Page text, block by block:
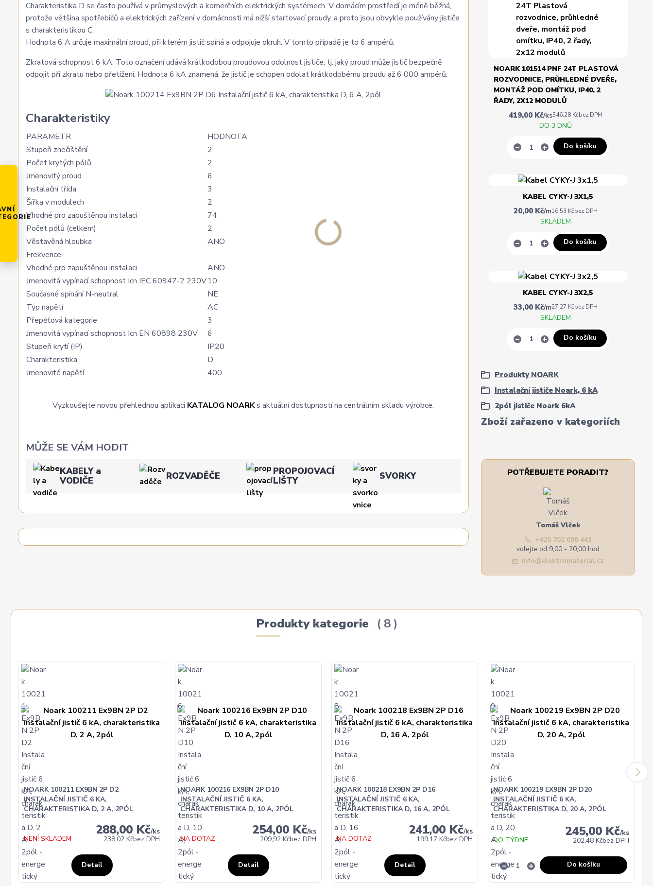
Charakteristika D se často používá v průmyslových a komerčních elektrických systémech. V domácím prostředí je méně běžná,
protože většina spotřebičů a elektrických zařízení v domácnosti má nižší startovací proudy, a proto jsou obvykle používány jističe
s charakteristikou C.
Hodnota 6 A určuje maximální proud, při kterém jistič spíná a odpojuje okruh. V tomto případě je to 6 ampérů.
Zkratová schopnost 6 kA: Toto označení udává krátkodobou proudovou odolnost jističe, tj. jaký proud může jistič bezpečně
odpojit při zkratu nebo přetížení. Hodnota 6 kA znamená, že jistič je schopen odolat krátkodobému proudu až 6 000 ampérů.
Charakteristiky
PARAMETR
HODNOTA
Stupeň znečištění
2
Počet krytých pólů
2
Jmenovitý proud
6
Instalační třída
3
Šířka v modulech
2
Vhodné pro zapuštěnou instalaci
74
Počet pólů (celkem)
2
Věstavěná hloubka
ANO
Frekvence
Vhodné pro zapuštěnou instalaci
ANO
Jmenovitá vypínací schopnost Icn IEC 60947-2 230V10
Současné spínání N-neutral
NE
Typ napětí
AC
Přepěťová kategorie
3
Jmenovitá vypínací schopnost Icn EN 60898 230V
6
Stupeň krytí (IP)
IP20
Charakteristika
D
Jmenovité napětí
400
Vyzkoušejte novou přehlednou aplikaci KATALOG NOARKs aktuální dostupností na centrálním skladu výrobce.
MŮŽE SE VÁM HODIT
KABELY a
VODIČE
ROZVADĚČE
PROPOJOVACÍ
LIŠTY
SVORKY
Zboží zařazeno v kategoriích
Produkty NOARK
Instalační jističe Noark, 6 kA
2pól jističe Noark 6kA
NOARK 101514 PNF 24T PLASTOVÁ
ROZVODNICE, PRŮHLEDNÉ DVEŘE,
MONTÁŽ POD OMÍTKU, IP40, 2
ŘADY, 2X12 MODULŮ
419,00 Kč/ks346,28 Kčbez DPH
DO 3 DNŮ
Do košíku
KABEL CYKY-J 3X1,5
20,00 Kč/m16,53 Kčbez DPH
SKLADEM
Do košíku
KABEL CYKY-J 3X2,5
33,00 Kč/m27,27 Kčbez DPH
SKLADEM
Do košíku
POTŘEBUJETE PORADIT?
Tomáš Vlček
+420 702 090 443
volejte od 9,00 - 20,00 hod
info@elektromaterial.cz
Produkty kategorie 8
NOARK 100211 EX9BN 2P D2
INSTALAČNÍ JISTIČ 6 KA,
CHARAKTERISTIKA D, 2 A, 2PÓL
288,00 Kč/ks
238,02 Kčbez DPH
NENÍ SKLADEM
Detail
NOARK 100216 EX9BN 2P D10
INSTALAČNÍ JISTIČ 6 KA,
CHARAKTERISTIKA D, 10 A, 2PÓL
254,00 Kč/ks
209,92 Kčbez DPH
NA DOTAZ
Detail
NOARK 100218 EX9BN 2P D16
INSTALAČNÍ JISTIČ 6 KA,
CHARAKTERISTIKA D, 16 A, 2PÓL
241,00 Kč/ks
199,17 Kčbez DPH
NA DOTAZ
Detail
NOARK 100219 EX9BN 2P D20
INSTALAČNÍ JISTIČ 6 KA,
CHARAKTERISTIKA D, 20 A, 2PÓL
245,00 Kč/ks
202,48 Kčbez DPH
DO TÝDNE
Do košíku